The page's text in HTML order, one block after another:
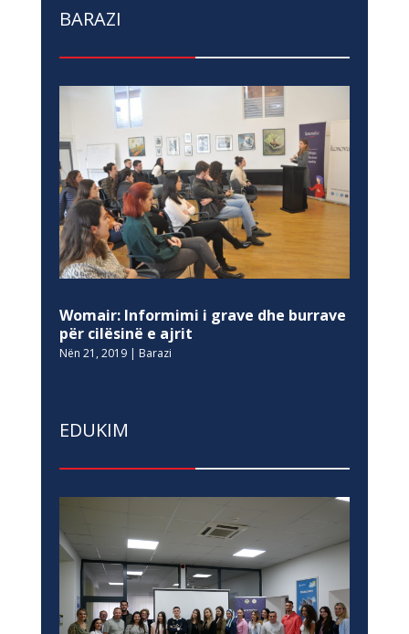
BARAZI
Womair: Informimi i grave dhe burrave
për cilësinë e ajrit
Nën 21, 2019| Barazi
EDUKIM